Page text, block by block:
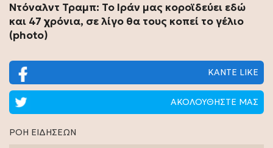
Ντόναλντ Τραμπ: Το Ιράν μας κοροϊδεύει εδώ
και 47 χρόνια, σε λίγο θα τους κοπεί το γέλιο
(photo)
ΚΑΝΤΕ LIKE
ΑΚΟΛΟΥΘΗΣΤΕ ΜΑΣ
ΡΟΗ ΕΙΔΗΣΕΩΝ